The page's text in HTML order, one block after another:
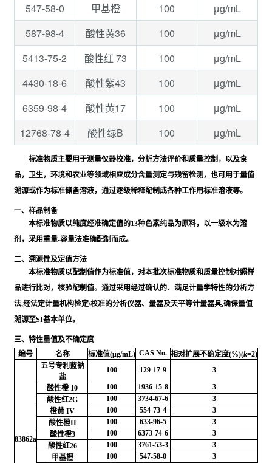
547-58-0
甲基橙 100
μg/mL
587-98-4
酸性黄36 100
μg/mL
5413-75-2
酸性红 73 100
μg/mL
4430-18-6
酸性紫43 100
μg/mL
6359-98-4
酸性黄17 100
μg/mL
12768-78-4
酸性绿B 100 μg/mL
标准物质主要用于测量仪器校准，分析方法评价和质量控制，以及食
品，卫生，环境和农业等领域相应成分含量测定与残留检测，也可用于量值
溯源或作为标准储备溶液，通过逐级稀释配制成各种工作用标准溶液等。
一、样品制备
本标准物质以纯度经准确定值的13种色素纯品为原料，以一级水为溶
剂，采用重量-容量法准确配制而成。
二、溯源性及定值方法
本标准物质以配制值作为标准值，对本批次标准物质和质量控制对照样
品进行比对，核验配制值。通过采用经过确认的、满足计量学特性的分析方
法,经法定计量机构检定/校准的分析仪器、量器及天平等计量器具,确保量值
溯源至SI基本单位。
三、特性量值及不确定度
编号
名称 标准值(μg/mL) CAS No. 相对扩展不确定度(%)(k=2)
83862a
五号专利蓝钠
盐
100 129-17-9 3
酸性橙 10 100 1936-15-8
3
酸性红2G
100 3734-67-6
3
橙黄 IV
100 554-73-4
3
酸性橙II
100 633-96-5
3
酸性橙3
100 6373-74-6
3
酸性红26
100 3761-53-3
3
甲基橙
100 547-58-0
3